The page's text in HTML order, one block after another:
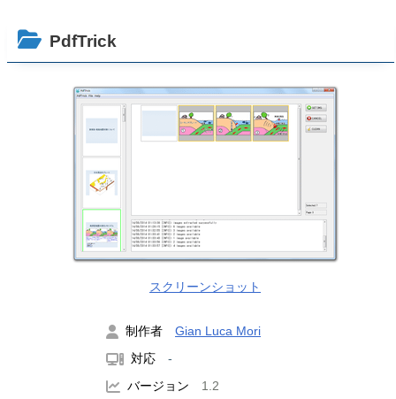
PdfTrick
スクリーンショット
制作者 Gian Luca Mori
対応 -
バージョン 1.2